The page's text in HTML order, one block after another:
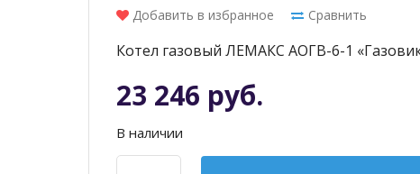
Добавить в избранное Сравнить
Котел газовый ЛЕМАКС АОГВ-6-1
23 246 руб.
В наличии